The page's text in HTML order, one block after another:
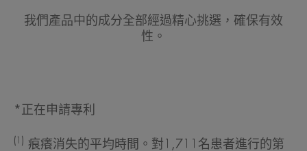
我們產品中的成分全部經過精心挑選，確保有效
性。
*正在申請專利
(1) 痕癢消失的平均時間。對1,711名患者進行的第